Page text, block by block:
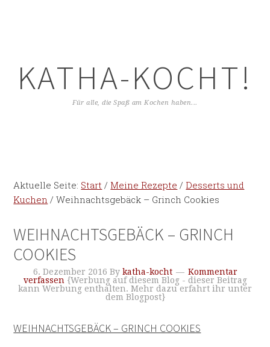
KATHA-KOCHT!
Für alle, die Spaß am Kochen haben...
Aktuelle Seite: Start / Meine Rezepte / Desserts und
Kuchen / Weihnachtsgebäck – Grinch Cookies
WEIHNACHTSGEBÄCK – GRINCH
COOKIES
6. Dezember 2016 By katha-kocht
Kommentar
verfassen {Werbung auf diesem Blog - dieser Beitrag
kann Werbung enthalten. Mehr dazu erfahrt ihr unter
dem Blogpost}
WEIHNACHTSGEBÄCK – GRINCH COOKIES